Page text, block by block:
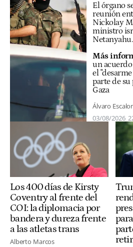
El órgano
reunión
Nickolay
ministro
Netanyahu.
Más
un acuerdo
el
parte de su
Gaza
Álvaro
03/08/2026
Los 400 días de Kirsty
Coventry al frente del
COI: la diplomacia por
bandera y dureza frente
a las atletas trans
Alberto Marcos